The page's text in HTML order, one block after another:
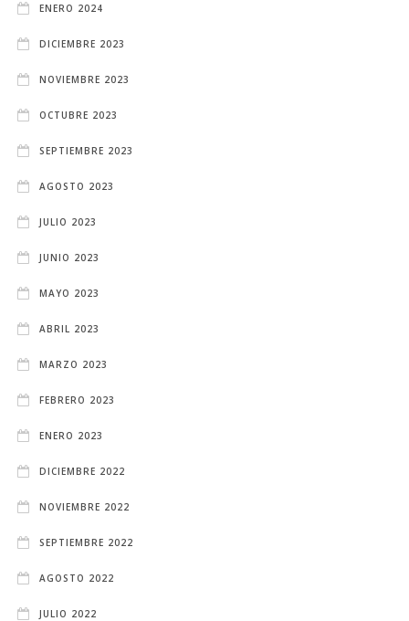
ENERO 2024
DICIEMBRE 2023
NOVIEMBRE 2023
OCTUBRE 2023
SEPTIEMBRE 2023
AGOSTO 2023
JULIO 2023
JUNIO 2023
MAYO 2023
ABRIL 2023
MARZO 2023
FEBRERO 2023
ENERO 2023
DICIEMBRE 2022
NOVIEMBRE 2022
SEPTIEMBRE 2022
AGOSTO 2022
JULIO 2022